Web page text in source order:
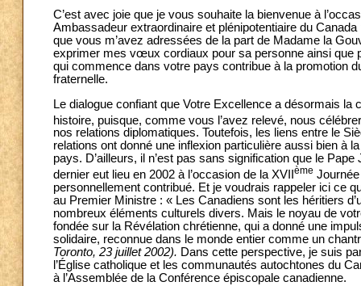
C’est avec joie que je vous souhaite la bienvenue à
Ambassadeur extraordinaire et plénipotentiaire du
que vous m’avez adressées de la part de Madame la
exprimer mes vœux cordiaux pour sa personne ainsi que
qui commence dans votre pays contribue à la promotion
fraternelle.
Le dialogue confiant que Votre Excellence a désormais la
histoire, puisque, comme vous l’avez relevé, nous
nos relations diplomatiques. Toutefois, les liens entre le
relations ont donné une inflexion particulière aussi bien à
pays. D’ailleurs, il n’est pas sans signification que le
dernier eut lieu en 2002 à l’occasion de la XVII ème
personnellement contribué. Et je voudrais rappeler ici ce
au Premier Ministre : « Les Canadiens sont les héritiers
nombreux éléments culturels divers. Mais le noyau de
fondée sur la Révélation chrétienne, qui a donné une
solidaire, reconnue dans le monde entier comme un
Toronto, 23 juillet 2002). Dans cette perspective, je suis
l’Église catholique et les communautés autochtones du
à l’Assemblée de la Conférence épiscopale canadienne.